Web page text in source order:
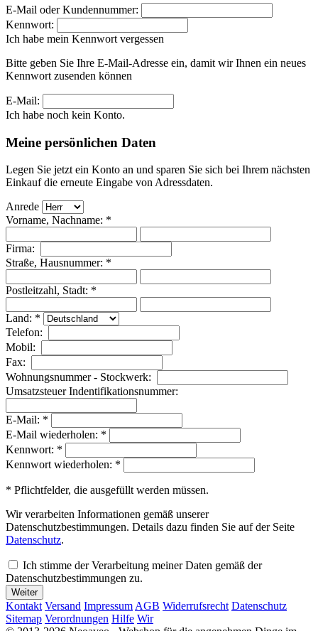
E-Mail oder Kundennummer:
Kennwort:
Ich habe mein Kennwort vergessen
Bitte geben Sie Ihre E-Mail-Adresse ein, damit wir Ihnen ein neues
Kennwort zusenden können
E-Mail:
Ich habe noch kein Konto.
Meine persönlichen Daten
Legen Sie jetzt ein Konto an und sparen Sie sich bei Ihrem nächsten
Einkauf die erneute Eingabe von Adressdaten.
Anrede
Vorname, Nachname: *
Firma:
Straße, Hausnummer: *
Postleitzahl, Stadt: *
Land: *
Telefon:
Mobil:
Fax:
Wohnungsnummer - Stockwerk:
Umsatzsteuer Indentifikationsnummer:
E-Mail: *
E-Mail wiederholen: *
Kennwort: *
Kennwort wiederholen: *
* Pflichtfelder, die ausgefüllt werden müssen.
Wir verarbeiten Informationen gemäß unserer
Datenschutzbestimmungen. Details dazu finden Sie auf der Seite
Datenschutz.
Ich stimme der Verarbeitung meiner Daten gemäß der
Datenschutzbestimmungen zu.
Kontakt Versand Impressum AGB Widerrufsrecht Datenschutz
Sitemap Verordnungen Hilfe Wir